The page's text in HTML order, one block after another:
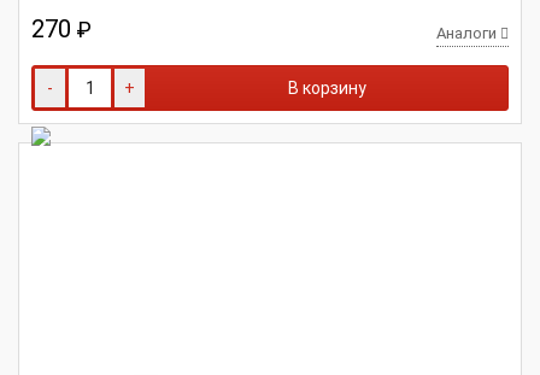
270 ₽ Аналоги
- + В корзину